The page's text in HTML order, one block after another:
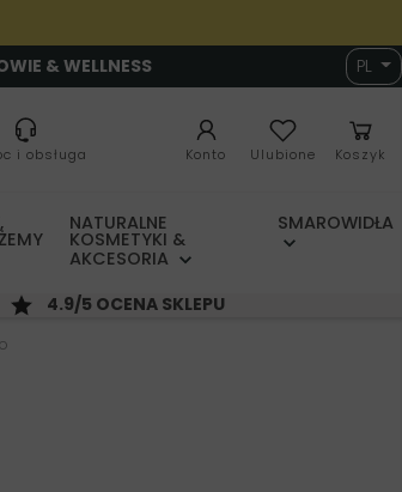
& WELLNESS PL
i obsługa Konto Ulubione Koszyk
NATURALNE
KOSMETYKI &
AKCESORIA
SMAROWIDŁA
4.9/5 OCENA SKLEPU